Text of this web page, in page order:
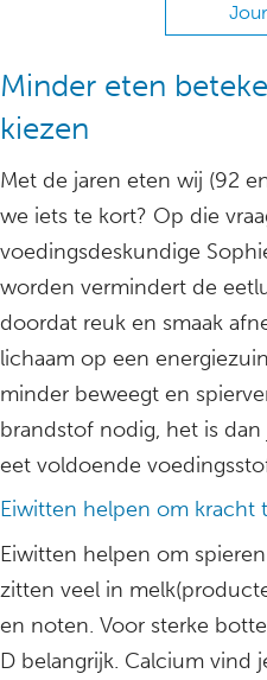
Minder eten
kiezen
Met de jaren eten wij (92
we iets te kort? Op die
voedingsdeskundige
worden vermindert de
doordat reuk en smaak
lichaam op een
minder beweegt en
brandstof nodig, het is
eet voldoende
Eiwitten helpen om kracht
Eiwitten helpen om
zitten veel in
en noten. Voor sterke
D belangrijk. Calcium vind